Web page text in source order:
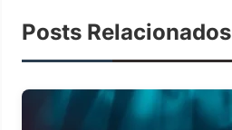
Posts Relacionados